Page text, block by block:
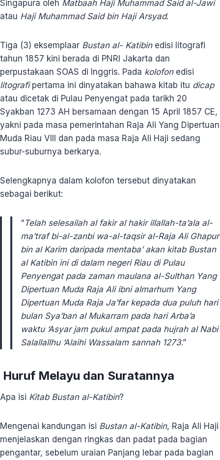
Singapura oleh Matbaah Haji Muhammad Said al-Jawi
atau Haji Muhammad Said bin Haji Arsyad.
Tiga (3) eksemplaar Bustan al- Katibin edisi litografi
tahun 1857 kini berada di PNRI Jakarta dan
perpustakaan SOAS di Inggris. Pada kolofon edisi
litografi pertama ini dinyatakan bahawa kitab itu dicap
atau dicetak di Pulau Penyengat pada tarikh 20
Syakban 1273 AH bersamaan dengan 15 April 1857 CE,
yakni pada masa pemerintahan Raja Ali Yang Dipertuan
Muda Riau VIII dan pada masa Raja Ali Haji sedang
subur-suburnya berkarya.
Selengkapnya dalam kolofon tersebut dinyatakan
sebagai berikut:
“Telah selesailah al fakir al hakir illallah-ta’ala al-
ma’traf bi-al-zanbi wa-al-taqsir al-Raja Ali Ghapur
bin al Karim daripada mentaba’ akan kitab Bustan
al Katibin ini di dalam negeri Riau di Pulau
Penyengat pada zaman maulana al-Sulthan Yang
Dipertuan Muda Raja Ali ibni almarhum Yang
Dipertuan Muda Raja Ja’far kepada dua puluh hari
bulan Sya’ban al Mukarram pada hari Arba’a
waktu ‘Asyar jam pukul ampat pada hujrah al Nabi
Salallallhu ‘Alaihi Wassalam sannah 1273.”
Huruf Melayu dan Suratannya
Apa isi Kitab Bustan al-Katibin?
Mengenai kandungan isi Bustan al-Katibin, Raja Ali Haji
menjelaskan dengan ringkas dan padat pada bagian
pengantar, sebelum uraian Panjang lebar pada bagian